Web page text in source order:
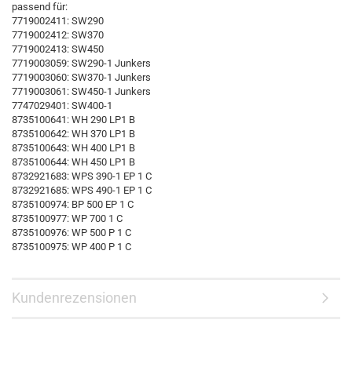
passend für:
7719002411: SW290
7719002412: SW370
7719002413: SW450
7719003059: SW290-1 Junkers
7719003060: SW370-1 Junkers
7719003061: SW450-1 Junkers
7747029401: SW400-1
8735100641: WH 290 LP1 B
8735100642: WH 370 LP1 B
8735100643: WH 400 LP1 B
8735100644: WH 450 LP1 B
8732921683: WPS 390-1 EP 1 C
8732921685: WPS 490-1 EP 1 C
8735100974: BP 500 EP 1 C
8735100977: WP 700 1 C
8735100976: WP 500 P 1 C
8735100975: WP 400 P 1 C
Kundenrezensionen